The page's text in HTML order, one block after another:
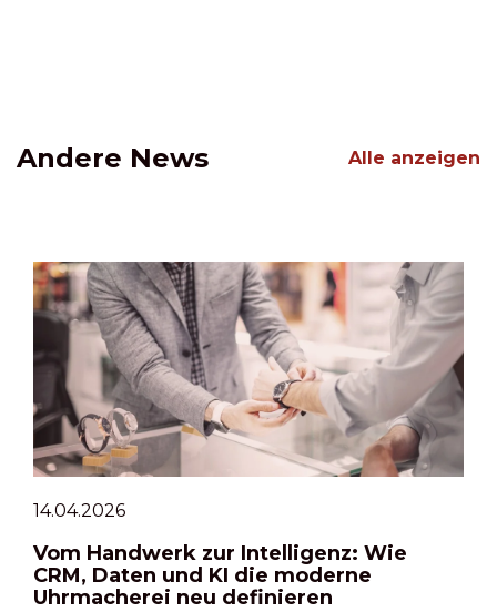
Andere News Alle anzeigen
14.04.2026
Vom Handwerk zur Intelligenz: Wie
CRM, Daten und KI die moderne
Uhrmacherei neu definieren